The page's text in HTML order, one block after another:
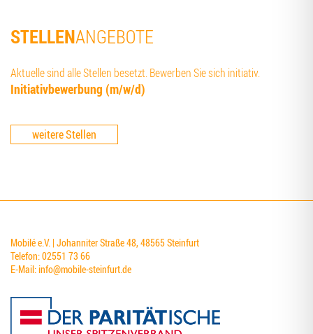
STELLENANGEBOTE
Aktuelle sind alle Stellen besetzt. Bewerben Sie sich initiativ.
Initia­tiv­be­wer­bung (m/w/d)
weitere Stellen
Mobilé e.V. | Johanniter Straße 48, 48565 Steinfurt
Telefon: 02551 73 66
E-Mail:info@mobile-steinfurt.de